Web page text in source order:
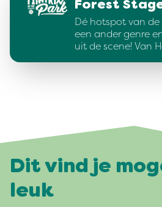
Forest
Dé hotspot van
een ander genre
uit de scene! Van
Dit vind je
leuk